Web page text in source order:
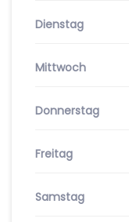
Dienstag
Mittwoch
Donnerstag
Freitag
Samstag